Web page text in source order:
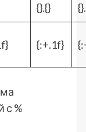
{}.{}
{:+.1f}
с %